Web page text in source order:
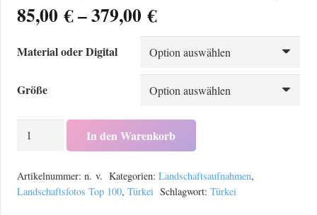
85,00€–379,00€Preisspanne:
85,00 €
bis
379,00 €
Material oder Digital
Größe
Göreme
in
In den Warenkorb
Artikelnummer: n. v. Kategorien: Landschaftsaufnahmen,
Landschaftsfotos Top 100, Türkei Schlagwort: Türkei